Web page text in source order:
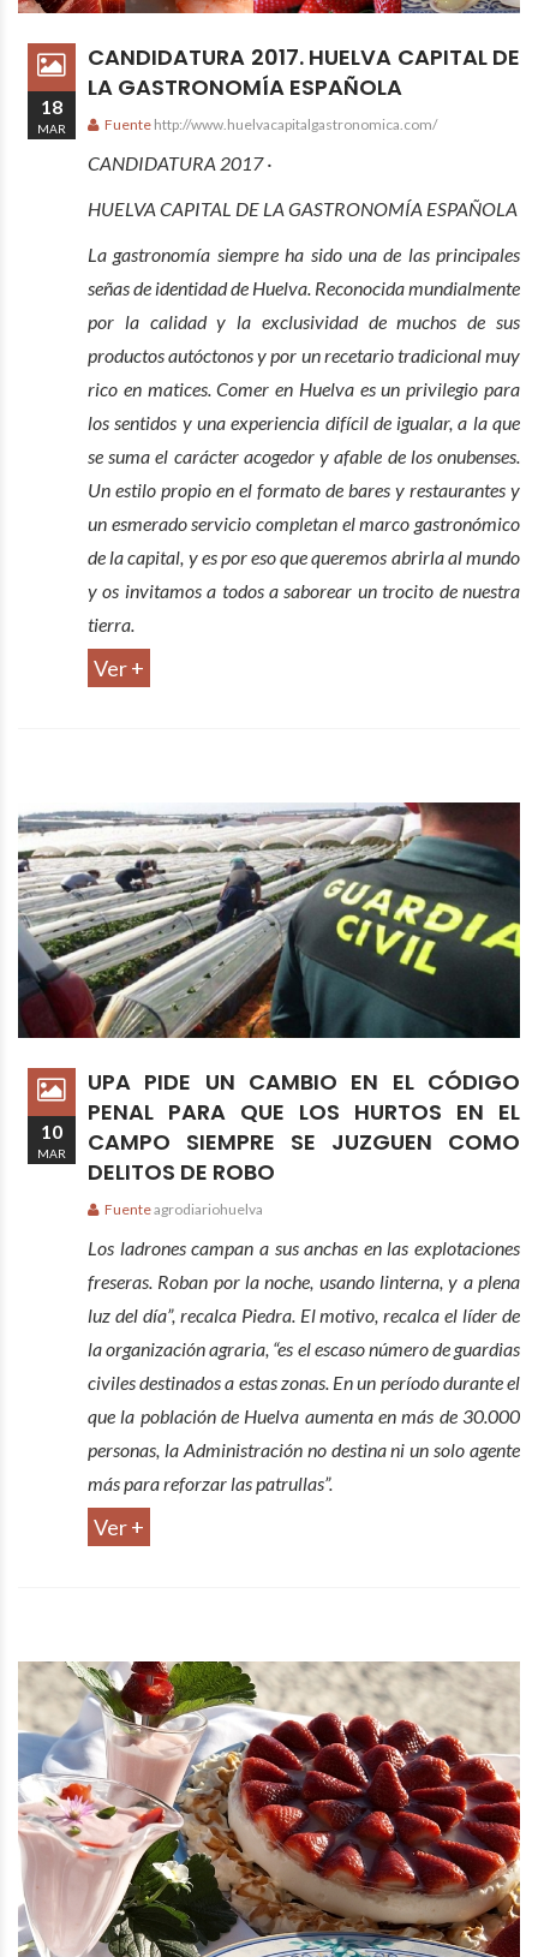
CANDIDATURA 2017. HUELVA CAPITAL DE
LA GASTRONOMÍA ESPAÑOLA
Fuente http://www.huelvacapitalgastronomica.com/
CANDIDATURA 2017 ·
HUELVA CAPITAL DE LA GASTRONOMÍA ESPAÑOLA
La gastronomía siempre ha sido una de las principales
señas de identidad de Huelva. Reconocida mundialmente
por la calidad y la exclusividad de muchos de sus
productos autóctonos y por un recetario tradicional muy
rico en matices. Comer en Huelva es un privilegio para
los sentidos y una experiencia difícil de igualar, a la que
se suma el carácter acogedor y afable de los onubenses.
Un estilo propio en el formato de bares y restaurantes y
un esmerado servicio completan el marco gastronómico
de la capital, y es por eso que queremos abrirla al mundo
y os invitamos a todos a saborear un trocito de nuestra
tierra.
Ver +
18
MAR
UPA PIDE UN CAMBIO EN EL CÓDIGO
PENAL PARA QUE LOS HURTOS EN EL
CAMPO SIEMPRE SE JUZGUEN COMO
DELITOS DE ROBO
Fuenteagrodiariohuelva
Los ladrones campan a sus anchas en las explotaciones
freseras. Roban por la noche, usando linterna, y a plena
luz del día”, recalca Piedra. El motivo, recalca el líder de
la organización agraria, “es el escaso número de guardias
civiles destinados a estas zonas. En un período durante el
que la población de Huelva aumenta en más de 30.000
personas, la Administración no destina ni un solo agente
más para reforzar las patrullas”.
Ver +
10
MAR